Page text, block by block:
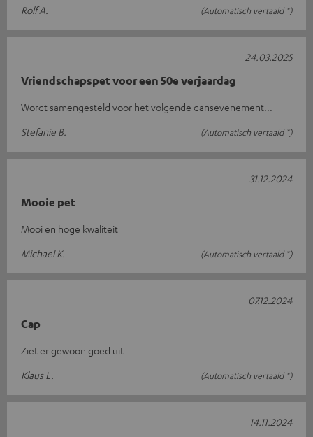
Rolf A.
(Automatisch vertaald *)
Vriendschapspet voor een 50e verjaardag
Wordt samengesteld voor het volgende dansevenement...
Stefanie B.
(Automatisch vertaald *)
24.03.2025
Mooie pet
Mooi en hoge kwaliteit
Michael K.
(Automatisch vertaald *)
31.12.2024
Cap
Ziet er gewoon goed uit
Klaus L.
(Automatisch vertaald *)
07.12.2024
14.11.2024